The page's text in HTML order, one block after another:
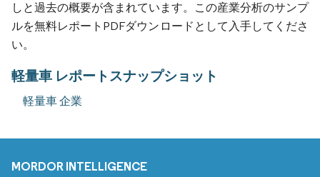
しと過去の概要が含まれています。この産業分析のサンプ
ルを無料レポートPDFダウンロードとして入手してくださ
い。
軽量車 レポートスナップショット
軽量車 企業
MORDOR INTELLIGENCE